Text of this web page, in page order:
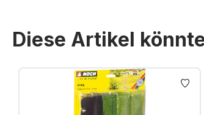
Diese Artikel
Produktgalerie überspringen